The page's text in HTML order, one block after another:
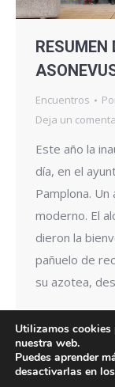
RESUMEN
Encuentros
Deja un
Este año la
día, en el
Pamplona.
moderno. El
dieron la
pañuelo de
su azotea,
Utilizamos cookies
nuestra web.
Puedes aprender
desactivarlas en los